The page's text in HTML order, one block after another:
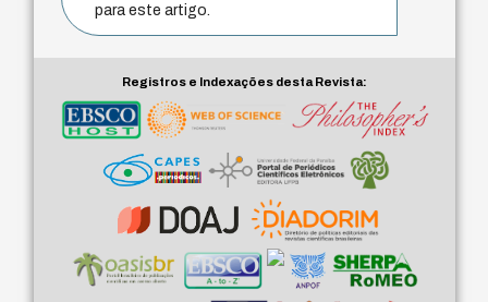
para este artigo.
Registros e Indexações desta Revista: